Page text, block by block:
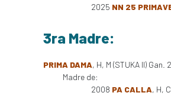
2025 NN 25
3ra Madre:
PRIMA DAMA, H, M (STUKA II)
Madre de:
2008 PA CALLA, H,